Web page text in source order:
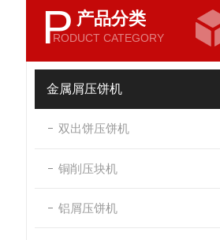
P 产品分类
RODUCT CATEGORY
金属屑压饼机
双出饼压饼机
铜削压块机
铝屑压饼机